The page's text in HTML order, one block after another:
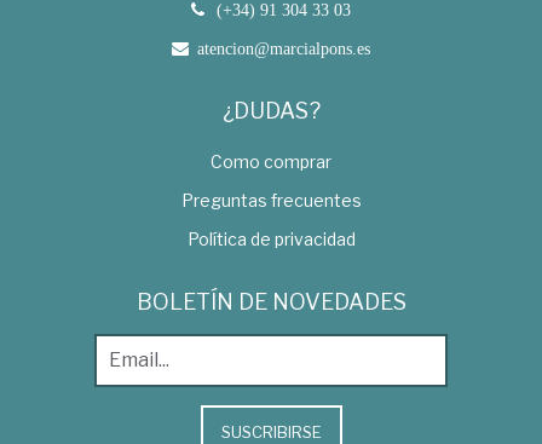
(+34) 91 304 33 03
atencion@marcialpons.es
¿DUDAS?
Como comprar
Preguntas frecuentes
Política de privacidad
BOLETÍN DE NOVEDADES
SUSCRIBIRSE